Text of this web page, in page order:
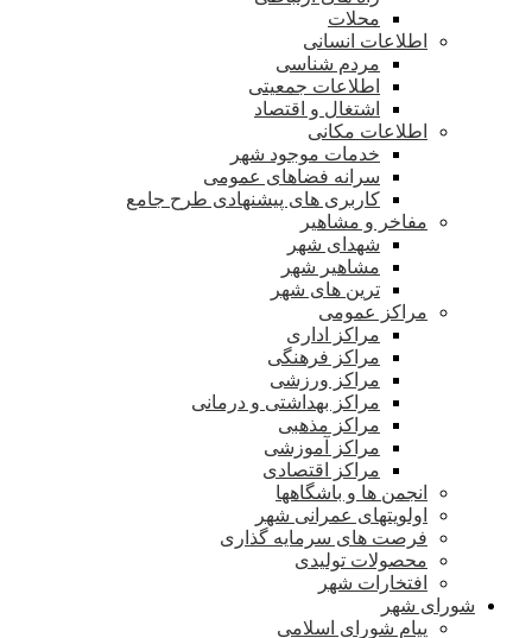
محلات
اطلاعات انسانی
مردم شناسی
اطلاعات جمعیتی
اشتغال و اقتصاد
اطلاعات مکانی
خدمات موجود شهر
سرانه فضاهای عمومی
کاربری های پیشنهادی طرح جامع
مفاخر و مشاهیر
شهدای شهر
مشاهیر شهر
ترین های شهر
مراکز عمومی
مراکز اداری
مراکز فرهنگی
مراکز ورزشی
مراکز بهداشتی و درمانی
مراکز مذهبی
مراکز آموزشی
مراکز اقتصادی
انجمن ها و باشگاهها
اولویتهای عمرانی شهر
فرصت های سرمایه گذاری
محصولات تولیدی
افتخارات شهر
شورای شهر
پیام شورای اسلامی